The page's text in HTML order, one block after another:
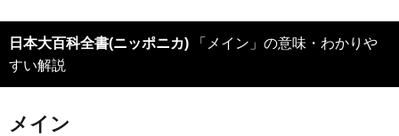
日本大百科全書(ニッポニカ) 「メイン」の意味・わかりや
すい解説
メイン